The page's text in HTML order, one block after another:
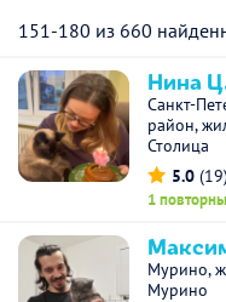
151-180 из 660
Нина
Санкт-
район,
Столица
5.0 (19)
1
Мурино,
Мурино